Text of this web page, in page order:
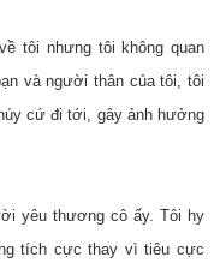
tôi nhưng tôi không quan
và người thân của tôi, tôi
cứ đi tới, gây ảnh hưởng
yêu thương cô ấy. Tôi hy
tích cực thay vì tiêu cực